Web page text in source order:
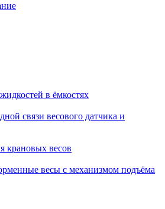
в ёмкостях
связи весового датчика и
крановых весов
весы с механизмом подъёма